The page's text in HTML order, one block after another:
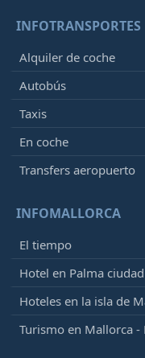
INFOTRANSPORTES
Alquiler de coche
Autobús
Taxis
En coche
Transfers aeropuerto
INFOMALLORCA
El tiempo
Hotel en Palma ciudad
Hoteles en la isla de
Turismo en Mallorca -